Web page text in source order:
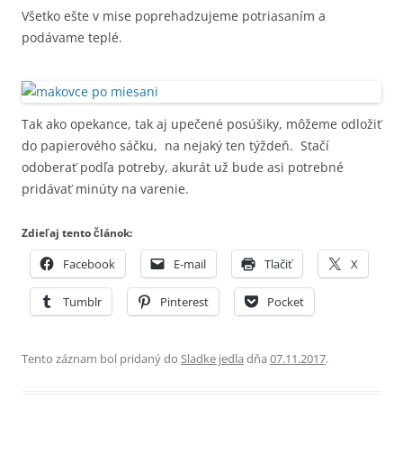
Všetko ešte v mise poprehadzujeme potriasaním a
podávame teplé.
Tak ako opekance, tak aj upečené posúšiky, môžeme odložiť
do papierového sáčku, na nejaký ten týždeň. Stačí
odoberať podľa potreby, akurát už bude asi potrebné
pridávať minúty na varenie.
Zdieľaj tento článok:
Facebook E-mail Tlačiť X
Tumblr Pinterest Pocket
Tento záznam bol pridaný do Sladke jedla dňa 07.11.2017.